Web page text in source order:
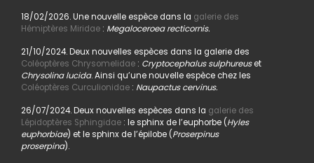
18/02/2026. Une nouvelle espèce dans la galerie des
Hémiptères Miridae: Megaloceroea recticornis.
21/10/2024. Deux nouvelles espèces dans la galerie des
Coléoptères Chrysomelidae: Cryptocephalus sulphureuset
Chrysolina lucida. Ainsi qu’une nouvelle espèce chez les
Coléoptères Curculionidae : Naupactus cervinus.
26/07/2024. Deux nouvelles espèces dans la galerie des
Lépidoptères Sphingidae: le sphinx de l’euphorbe (Hyles
euphorbiae) et le sphinx de l’épilobe (Proserpinus
proserpina).